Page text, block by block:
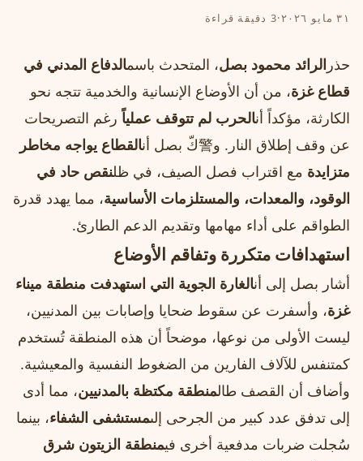
٣١ مايو ٢٠٢٦ ·3 دقيقة قراءة
حذر الرائد محمود بصل، المتحدث باسمالدفاع المدني في
قطاع غزة، من أن الأوضاع الإنسانية والخدمية تتجه نحو
الكارثة، مؤكداً أنالحرب لم تتوقف عملياً رغم التصريحات
عن وقف إطلاق النار. و警كّ بصل أن
القطاع يواجه مخاطر
متزايدة مع اقتراب فصل الصيف، في ظلنقص حاد في
الوقود، والمعدات، والمستلزمات الأساسية، مما يهدد قدرة
الطواقم على أداء مهامها وتقديم الدعم الطارئ.
استهدافات متكررة وتفاقم الأوضاع
أشار بصل إلى أنالغارة الجوية التي استهدفت منطقة ميناء
غزة، وأسفرت عن سقوط ضحايا وإصابات بين المدنيين،
ليست الأولى من نوعها، موضحاً أن هذه المنطقة تُستخدم
كمتنفس للآلاف الفارين من الضغوط النفسية والمعيشية.
وأضاف أن القصف طالمنطقة مكتظة بالمدنيين، مما أدى
إلى تدفق عدد كبير من الجرحى إلىمستشفى الشفاء، بينما
سُجلت ضربات مدفعية أخرى فيمنطقة الزيتون شرق